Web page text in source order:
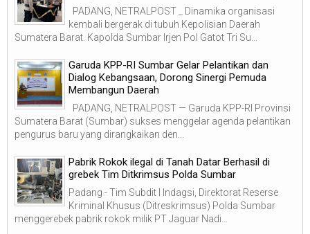
PADANG, NETRALPOST _ Dinamika organisasi
kembali bergerak di tubuh Kepolisian Daerah
Sumatera Barat. Kapolda Sumbar Irjen Pol Gatot Tri Su...
Garuda KPP-RI Sumbar Gelar Pelantikan dan
Dialog Kebangsaan, Dorong Sinergi Pemuda
Membangun Daerah
PADANG, NETRALPOST — Garuda KPP-RI Provinsi
Sumatera Barat (Sumbar) sukses menggelar agenda pelantikan
pengurus baru yang dirangkaikan den...
Pabrik Rokok ilegal di Tanah Datar Berhasil di
grebek Tim Ditkrimsus Polda Sumbar
Padang - Tim Subdit I Indagsi, Direktorat Reserse
Kriminal Khusus (Ditreskrimsus) Polda Sumbar
menggerebek pabrik rokok milik PT Jaguar Nadi...